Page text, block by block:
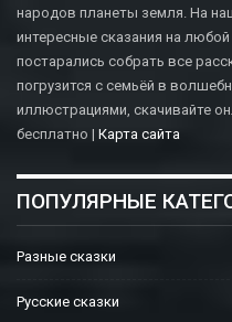
народов планеты земля. На
интересные сказания на
постарались собрать все
погрузится с семьёй в
иллюстрациями, скачивайте
бесплатно | Карта сайта
ПОПУЛЯРНЫЕ
Разные сказки
Русские сказки